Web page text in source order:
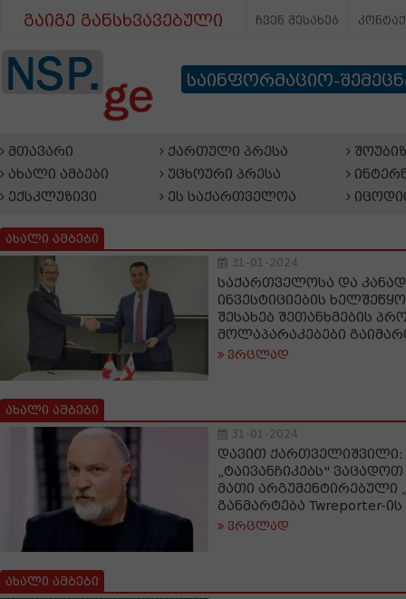
გაიგე განსხვავებული ჩვენ შესახებ
საინფორმაციო-
მთავარი
ახალი ამბები
ექსკლუზივი
ქართული პრესა
უცხოური პრესა
ეს საქართველოა
ახალი ამბები
31-01-2024
საქართველოსა და
ინვესტიციების
შესახებ შეთანხმების
მოლაპარაკებები
ვრცლად
ახალი ამბები
31-01-2024
დავით ქართველიშვილი:
„ტაივანჩიკებს"
მათი არგუმენტირებული
განმარტება Twreporter-
ვრცლად
ახალი ამბები